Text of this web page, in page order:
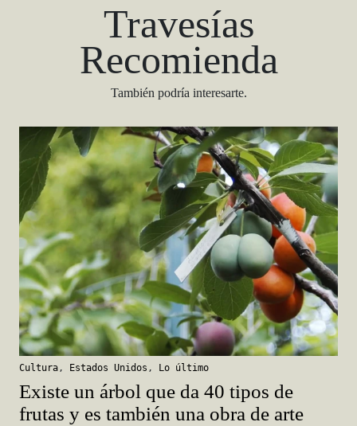
Travesías
Recomienda
También podría interesarte.
Cultura, Estados Unidos , Lo último
Existe un árbol que da 40 tipos de
frutas y es también una obra de arte